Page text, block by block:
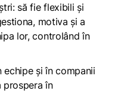
să fie flexibili și
motiva și a
lor, controlând în
echipe și în companii
prospera în